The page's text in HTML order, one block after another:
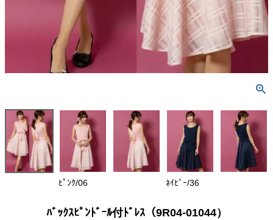
ﾋﾟﾝｸ/06 ﾈｲﾋﾞｰ/36
ﾊﾞｯｸｽﾋﾟﾝﾄﾞｰﾙ付ﾄﾞﾚｽ（9R04-01044）